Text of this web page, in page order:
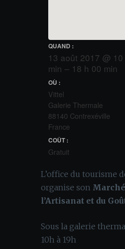
QUAND :
13 août 2017 @
min – 18 h 00 min
OÙ :
Vittel
Galerie Thermale
88140 Contrexéville
France
COÛT :
Gratuit
L’office du tourisme
organise son
l’Artisanat et du
Sous la galerie
10h à 19h